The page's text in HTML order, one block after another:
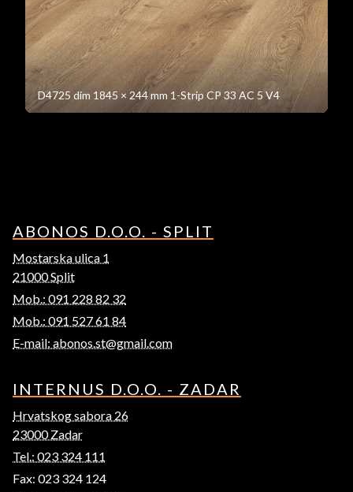
D4725 dim 1845 × 244 mm 1-Strip CP 33 AC 5 V4
ABONOS D.O.O. - SPLIT
Mostarska ulica 1
21000 Split
Mob.: 091 228 82 32
Mob.: 091 527 61 84
E-mail: abonos.st@gmail.com
INTERNUS D.O.O. - ZADAR
Hrvatskog sabora 26
23000 Zadar
Tel.: 023 324 111
Fax: 023 324 124